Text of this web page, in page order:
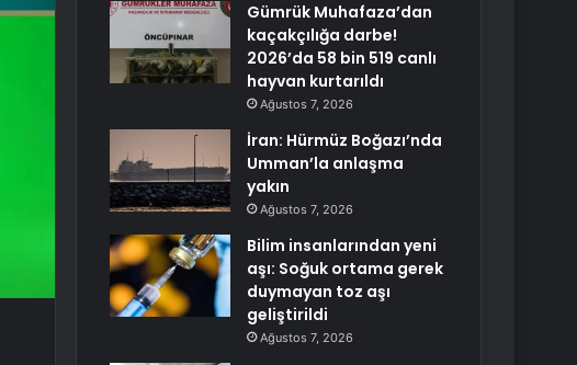
Gümrük Muhafaza’dan
kaçakçılığa darbe!
2026’da 58 bin 519 canlı
hayvan kurtarıldı
Ağustos 7, 2026
İran: Hürmüz Boğazı’nda
Umman’la anlaşma
yakın
Ağustos 7, 2026
Bilim insanlarından yeni
aşı: Soğuk ortama gerek
duymayan toz aşı
geliştirildi
Ağustos 7, 2026